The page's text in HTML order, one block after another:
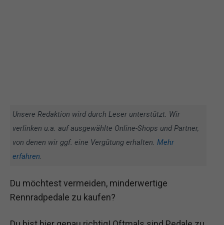
Unsere Redaktion wird durch Leser unterstützt. Wir
verlinken u.a. auf ausgewählte Online-Shops und Partner,
von denen wir ggf. eine Vergütung erhalten. Mehr
erfahren.
Du möchtest vermeiden, minderwertige
Rennradpedale zu kaufen?